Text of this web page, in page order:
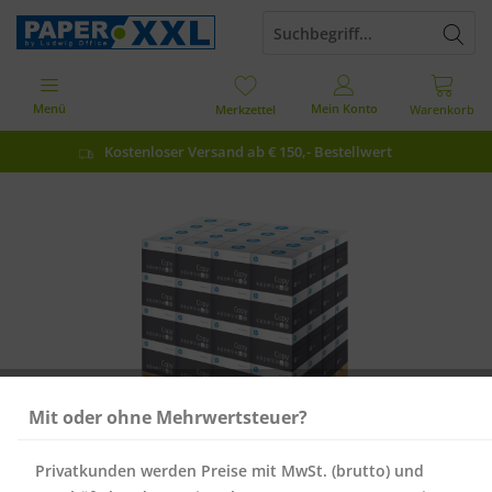
Kostenloser Versand ab € 150,- Bestellwert
Warenkorb
Merkzettel Mein Konto
Menü
Mit oder ohne Mehrwertsteuer?
Privatkunden werden Preise mit MwSt. (brutto) und